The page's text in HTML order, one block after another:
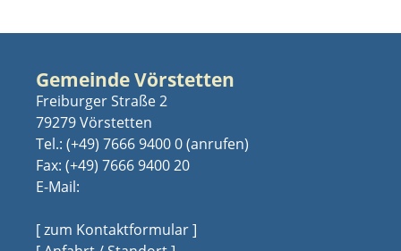
Gemeinde Vörstetten
Freiburger Straße 2
79279 Vörstetten
Tel.: (+49) 7666 9400 0
Fax: (+49) 7666 9400 20
E-Mail:
[ zum Kontaktformular ]